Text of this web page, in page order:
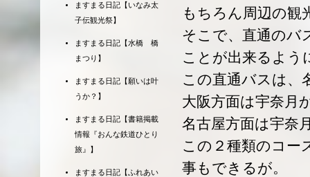
もちろん周辺の観
そこで、直通のバ
ことが出来るよう
この直通バスは、
大阪方面は宇奈月
名古屋方面は宇奈
この２種類のコー
事もできるが。
ますまる日記【いなみ太
子伝観光祭】
ますまる日記【水橋 橋
まつり】
ますまる日記【願いは叶
うか？】
ますまる日記【書籍掲載
情報『おんな鉄道ひとり
旅』】
ますまる日記【ふれあい